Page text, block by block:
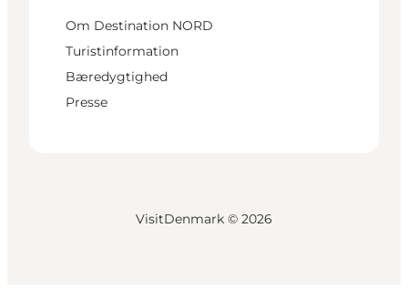
Om Destination NORD
Turistinformation
Bæredygtighed
Presse
VisitDenmark © 2026